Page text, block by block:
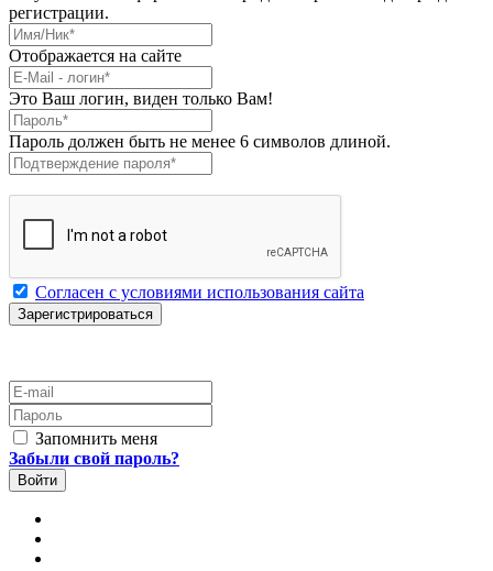
регистрации.
Имя/Ник
Отображается на сайте
E-Mail *
Это Ваш логин, виден только Вам!
Пароль*
Пароль должен быть не менее 6 символов длиной.
Подтверждение пароля
Согласен с условиями использования сайта
E-mail
Пароль
Запомнить меня
Забыли свой пароль?